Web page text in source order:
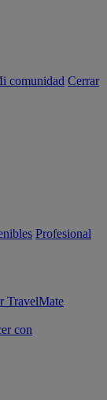
comunidad Cerrar
Profesional
TravelMate
con